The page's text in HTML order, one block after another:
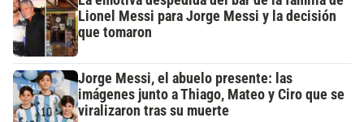
Lionel Messi para Jorge Messi y la decisión
que tomaron
Jorge Messi, el abuelo presente: las
imágenes junto a Thiago, Mateo y Ciro que se
viralizaron tras su muerte